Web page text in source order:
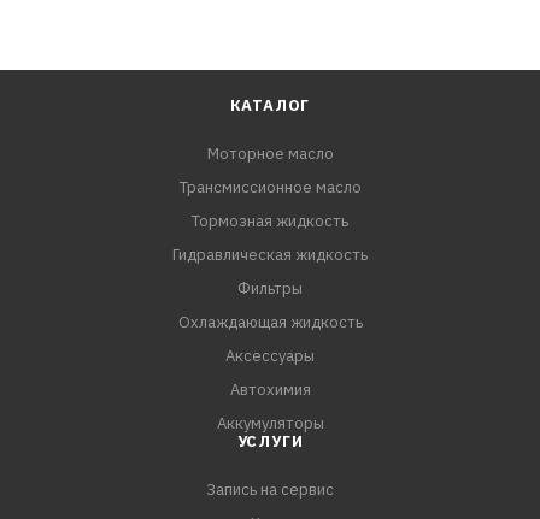
КАТАЛОГ
Моторное масло
Трансмиссионное масло
Тормозная жидкость
Гидравлическая жидкость
Фильтры
Охлаждающая жидкость
Аксессуары
Автохимия
Аккумуляторы
УСЛУГИ
Запись на сервис